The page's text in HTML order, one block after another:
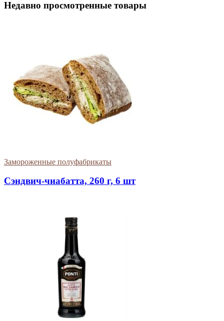
Недавно просмотренные товары
Замороженные полуфабрикаты
Сэндвич-чиабатта, 260 г, 6 шт